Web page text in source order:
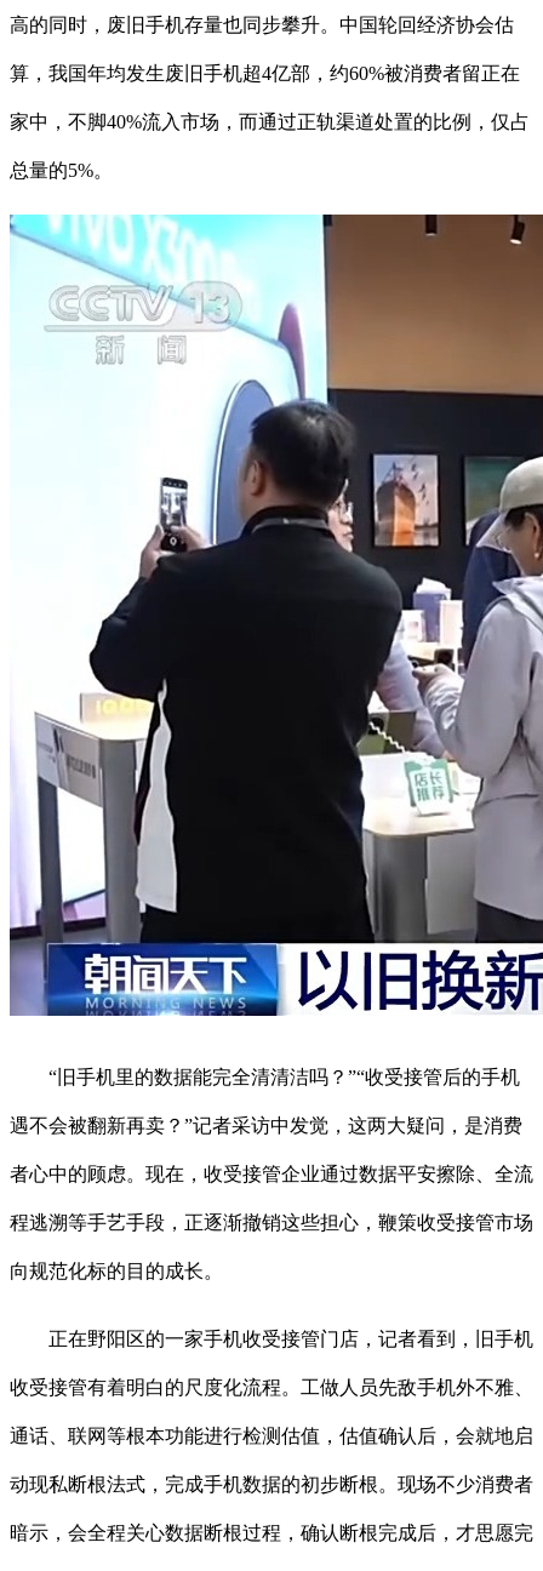
高的同时，废旧手机存量也同步攀升。中国轮回经济协会估
算，我国年均发生废旧手机超4亿部，约60%被消费者留正在
家中，不脚40%流入市场，而通过正轨渠道处置的比例，仅占
总量的5%。
“旧手机里的数据能完全清清洁吗？”“收受接管后的手机
遇不会被翻新再卖？”记者采访中发觉，这两大疑问，是消费
者心中的顾虑。现在，收受接管企业通过数据平安擦除、全流
程逃溯等手艺手段，正逐渐撤销这些担心，鞭策收受接管市场
向规范化标的目的成长。
正在野阳区的一家手机收受接管门店，记者看到，旧手机
收受接管有着明白的尺度化流程。工做人员先敌手机外不雅、
通话、联网等根本功能进行检测估值，估值确认后，会就地启
动现私断根法式，完成手机数据的初步断根。现场不少消费者
暗示，会全程关心数据断根过程，确认断根完成后，才思愿完